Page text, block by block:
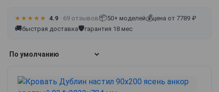
★★★★★ 4.9 · 69 отзывов📦50+ моделей💰цена от 7789 ₽
🚚быстрая доставка🛡гарантия 18 мес